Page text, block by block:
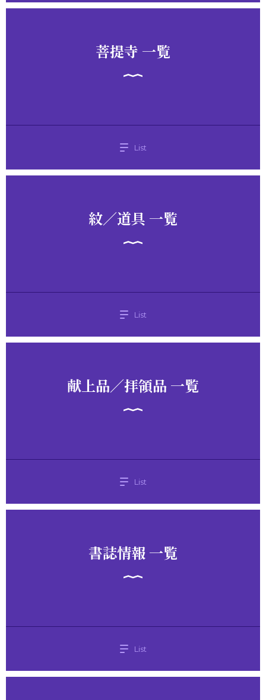
菩提寺 一覧
List
紋／道具 一覧
List
献上品／拝領品 一覧
List
書誌情報 一覧
List